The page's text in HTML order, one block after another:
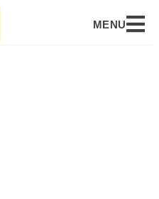
MENU